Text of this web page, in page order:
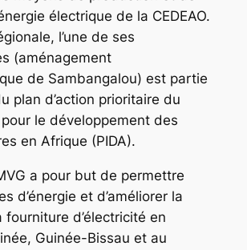
électrique de la CEDEAO.
l’une de ses
(aménagement
de Sambangalou) est partie
plan d’action prioritaire du
le développement des
en Afrique (PIDA).
a pour but de permettre
d’énergie et d’améliorer la
d’électricité en
Guinée-Bissau et au